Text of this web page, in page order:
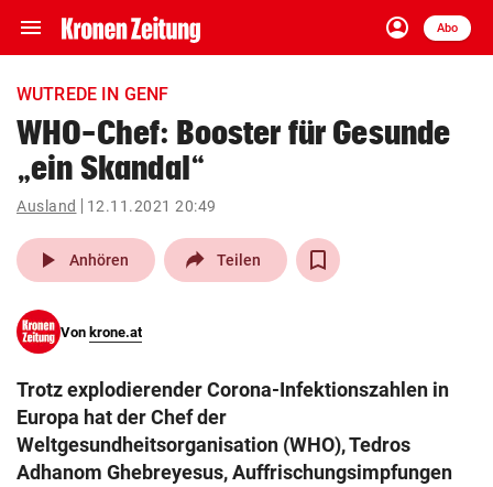
menu Navigation
ein-/ausklappen
account_circle
Anmelden
Abo
close Schließen
account_circle Anmelden
pin_drop
Wien arrow_right
search
eingeben
WUTREDE IN GENF
WHO-Chef: Booster für Gesunde
„ein Skandal“
Ausland 12.11.2021 20:49
play_arrow Anhören Teilen
Von krone.at
Trotz explodierender Corona-Infektionszahlen in
Europa hat der Chef der
Weltgesundheitsorganisation (WHO), Tedros
Adhanom Ghebreyesus, Auffrischungsimpfungen